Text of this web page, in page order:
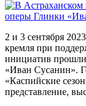
2 и 3 сентября
кремля при
инициатив
«Иван Сусанин».
«Каспийские
представление,